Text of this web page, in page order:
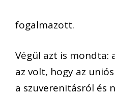
fogalmazott.
Végül azt is mondta:
az volt, hogy az
a szuverenitásról és